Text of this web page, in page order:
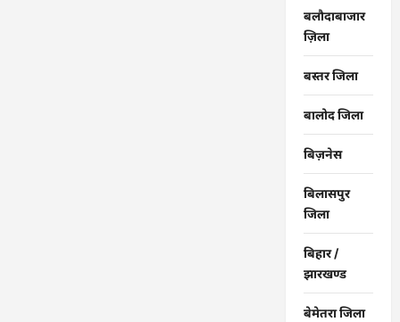
बलौदाबाजार
ज़िला
बस्तर जिला
बालोद जिला
बिज़नेस
बिलासपुर
जिला
बिहार /
झारखण्ड
बेमेतरा जिला